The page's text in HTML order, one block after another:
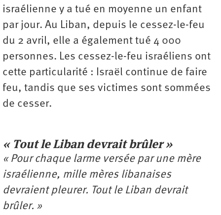
israélienne y a tué en moyenne un enfant
par jour. Au Liban, depuis le cessez-le-feu
du 2 avril, elle a également tué 4 000
personnes. Les cessez-le-feu israéliens ont
cette particularité : Israël continue de faire
feu, tandis que ses victimes sont sommées
de cesser.
« Tout le Liban devrait brûler »
« Pour chaque larme versée par une mère
israélienne, mille mères libanaises
devraient pleurer. Tout le Liban devrait
brûler. »